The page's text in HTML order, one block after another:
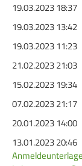
19.03.2023 18:37
19.03.2023 13:42
19.03.2023 11:23
21.02.2023 21:03
15.02.2023 19:34
07.02.2023 21:17
20.01.2023 14:00
13.01.2023 20:46